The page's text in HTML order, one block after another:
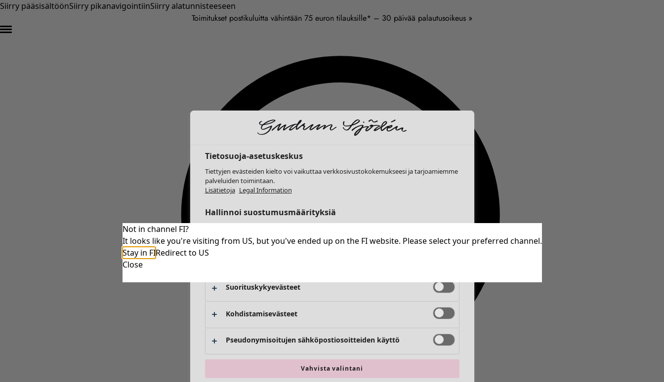
Siirry pääsisältöönSiirry pikanavigointiinSiirry alatunnisteeseen
Toimitukset postikuluitta vähintään 75 euron tilauksille* – 30 päivää palautusoikeus »
Not in channel FI?
It looks like you're visiting from US, but you've ended up on the FI website. Please select your preferred channel.
Stay in FIRedirect to US
Close
Tietosuoja-asetuskeskus
Tiettyjen evästeiden kielto voi vaikuttaa verkkosivustokokemukseesi ja tarjoamiemme
palveluiden toimintaan.
Lisätietoja Legal Information
Hallinnoi suostumusmäärityksiä
Välttämättömät evästeet Aina aktiivinen
Suorituskykyevästeet
Kohdistamisevästeet
Pseudonymisoitujen sähköpostiosoitteiden käyttö
Vahvista valintani